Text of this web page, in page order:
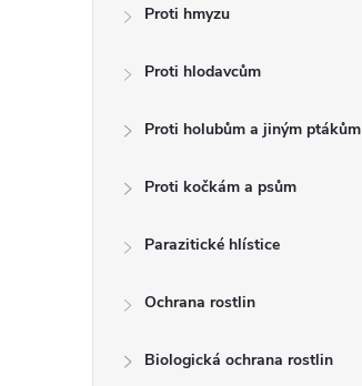
Proti hmyzu
Proti hlodavcům
Proti holubům a jiným ptákům
Proti kočkám a psům
Parazitické hlístice
Ochrana rostlin
Biologická ochrana rostlin